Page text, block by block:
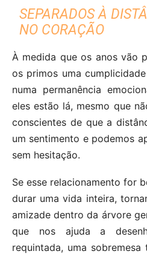
SEPARADOS À
NO CORAÇÃO
À medida que os anos vão
os primos uma
numa permanência
eles estão lá, mesmo que
conscientes de que a
um sentimento e podemos
sem hesitação.
Se esse relacionamento for
durar uma vida inteira,
amizade dentro da árvore
que nos ajuda a
requintada, uma